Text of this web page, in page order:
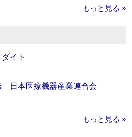
もっと見る »
イト
日本医療機器産業連合会
もっと見る »